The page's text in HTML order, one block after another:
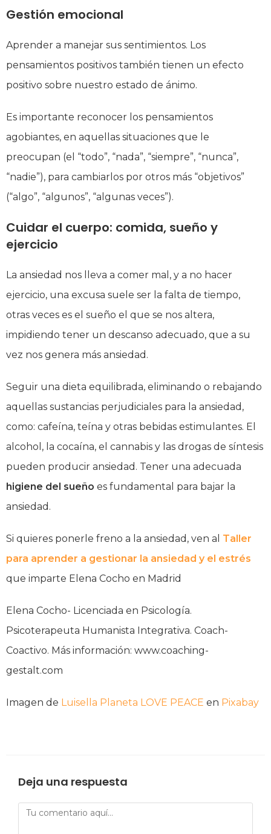
Gestión emocional
Aprender a manejar sus sentimientos. Los
pensamientos positivos también tienen un efecto
positivo sobre nuestro estado de ánimo.
Es importante reconocer los pensamientos
agobiantes, en aquellas situaciones que le
preocupan (el “todo”, “nada”, “siempre”, “nunca”,
“nadie”), para cambiarlos por otros más “objetivos”
(“algo”, “algunos”, “algunas veces”).
Cuidar el cuerpo: comida, sueño y
ejercicio
La ansiedad nos lleva a comer mal, y a no hacer
ejercicio, una excusa suele ser la falta de tiempo,
otras veces es el sueño el que se nos altera,
impidiendo tener un descanso adecuado, que a su
vez nos genera más ansiedad.
Seguir una dieta equilibrada, eliminando o rebajando
aquellas sustancias perjudiciales para la ansiedad,
como: cafeína, teína y otras bebidas estimulantes. El
alcohol, la cocaína, el cannabis y las drogas de síntesis
pueden producir ansiedad. Tener una adecuada
higiene del sueño es fundamental para bajar la
ansiedad.
Si quieres ponerle freno a la ansiedad, ven al Taller
para aprender a gestionar la ansiedad y el estrés
que imparte Elena Cocho en Madrid
Elena Cocho- Licenciada en Psicología.
Psicoterapeuta Humanista Integrativa. Coach-
Coactivo. Más información: www.coaching-
gestalt.com
Imagen de Luisella Planeta LOVE PEACE en Pixabay
Deja una respuesta